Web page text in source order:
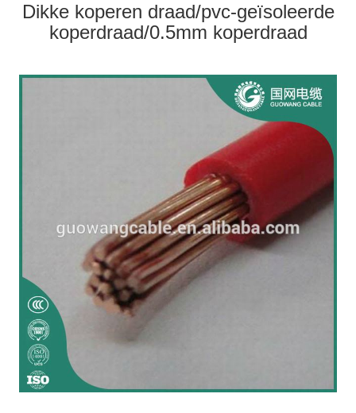
i
Dikke koperen draad/pvc-geïsoleerde
koperdraad/0.5mm koperdraad